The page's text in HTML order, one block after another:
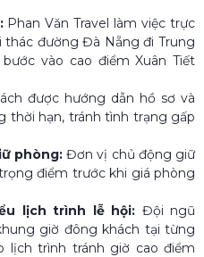
Phan Văn Travel làm việc trực
thác đường Đà Nẵng đi Trung
vào cao điểm Xuân Tiết
được hướng dẫn hồ sơ và
thời hạn, tránh tình trạng gấp
phòng:Đơn vị chủ động giữ
điểm trước khi giá phòng
lịch trình lễ hội: Đội ngũ
giờ đông khách tại từng
lịch trình tránh giờ cao điểm